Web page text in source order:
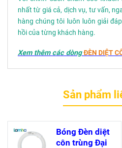
nhất từ giá cả, dịch vụ, tư vấn,
hàng chúng tôi luôn luôn giải
hồi của từng khách hàng.
Xem thêm các dòng ĐÈN DIỆT
Sản phẩm
Bóng Đèn diệt
côn trùng Đại